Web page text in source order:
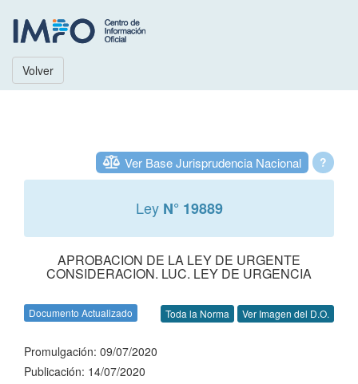
Volver
?
Ver Base Jurisprudencia Nacional
Ley N° 19889
APROBACION DE LA LEY DE URGENTE
CONSIDERACION. LUC. LEY DE URGENCIA
Documento Actualizado Toda la Norma Ver Imagen del D.O.
Promulgación: 09/07/2020
Publicación: 14/07/2020